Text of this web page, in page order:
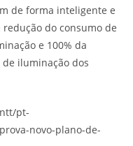
de forma inteligente e
do consumo de
e 100% da
iluminação dos
pt-
novo-plano-de-